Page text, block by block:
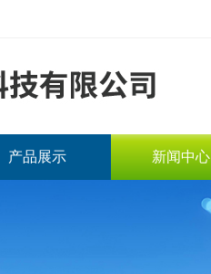
产品展示 新闻中心